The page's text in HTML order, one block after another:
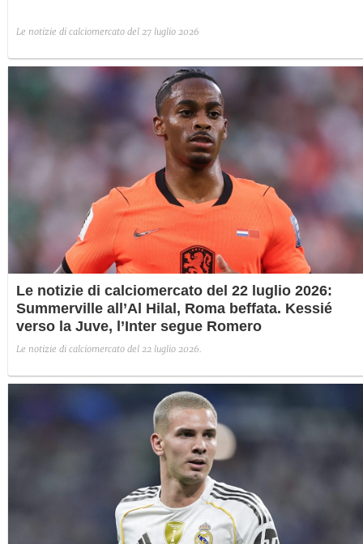
Le notizie di calciomercato del 27 luglio 2026
Le notizie di calciomercato del 22 luglio 2026:
Summerville all’Al Hilal, Roma beffata. Kessié
verso la Juve, l’Inter segue Romero
Le notizie di calciomercato del 22 luglio 2026.